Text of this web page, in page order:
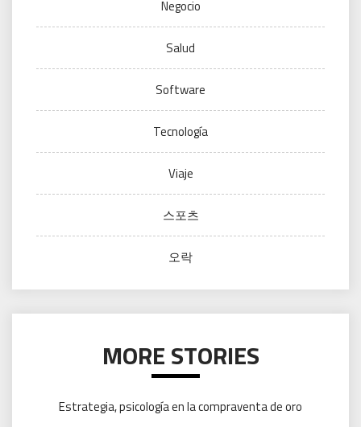
Negocio
Salud
Software
Tecnología
Viaje
스포츠
오락
MORE STORIES
Estrategia, psicología en la compraventa de oro